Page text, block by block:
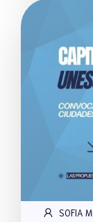
SOFIA